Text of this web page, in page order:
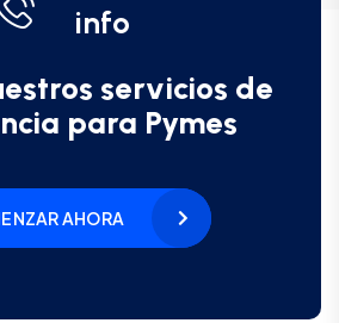
info
servicios de
para Pymes
AHORA